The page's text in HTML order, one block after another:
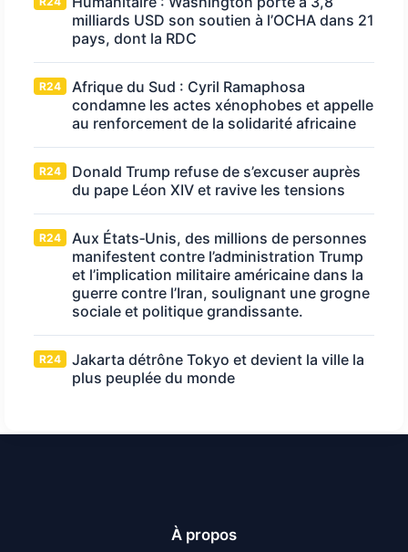
milliards USD son soutien à l’OCHA dans 21
pays, dont la RDC
R24
Afrique du Sud : Cyril Ramaphosa
condamne les actes xénophobes et appelle
au renforcement de la solidarité africaine
R24
Donald Trump refuse de s’excuser auprès
du pape Léon XIV et ravive les tensions
R24
Aux États‑Unis, des millions de personnes
manifestent contre l’administration Trump
et l’implication militaire américaine dans la
guerre contre l’Iran, soulignant une grogne
sociale et politique grandissante.
R24
Jakarta détrône Tokyo et devient la ville la
plus peuplée du monde
À propos